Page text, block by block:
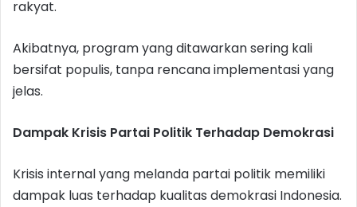
rakyat.
Akibatnya, program yang ditawarkan sering kali
bersifat populis, tanpa rencana implementasi yang
jelas.
Dampak Krisis Partai Politik Terhadap Demokrasi
Krisis internal yang melanda partai politik memiliki
dampak luas terhadap kualitas demokrasi Indonesia.